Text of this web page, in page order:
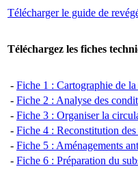
Télécharger le guide de
Téléchargez les fiches
- Fiche 1 : Cartographie de
- Fiche 2 : Analyse des
- Fiche 3 : Organiser la
- Fiche 4 : Reconstitution
- Fiche 5 : Aménagements
- Fiche 6 : Préparation du